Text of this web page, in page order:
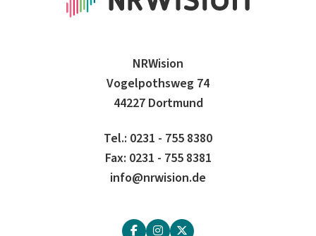
NRWision
Vogelpothsweg 74
44227 Dortmund
Tel.: 0231 - 755 8380
Fax: 0231 - 755 8381
info@nrwision.de